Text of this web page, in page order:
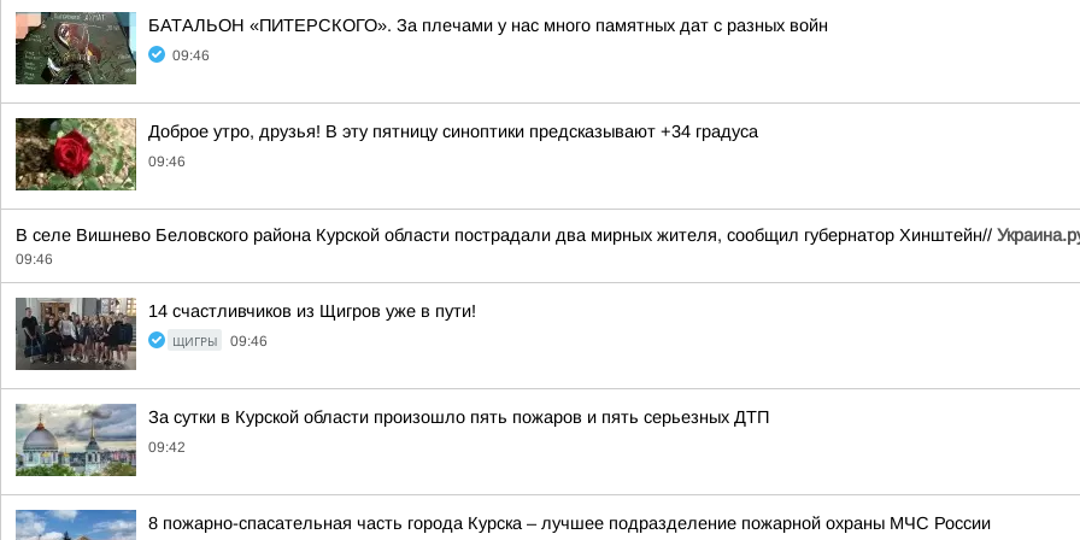
БАТАЛЬОН «ПИТЕРСКОГО». За плечами у нас много памятных дат с разных войн
09:46
Доброе утро, друзья! В эту пятницу синоптики предсказывают +34 градуса
09:46
В селе Вишнево Беловского района Курской области пострадали два мирных жителя, сообщил губернатор Хинштейн//
09:46
14 счастливчиков из Щигров уже в пути!
ЩИГРЫ 09:46
За сутки в Курской области произошло пять пожаров и пять серьезных ДТП
09:42
8 пожарно-спасательная часть города Курска – лучшее подразделение пожарной охраны МЧС России